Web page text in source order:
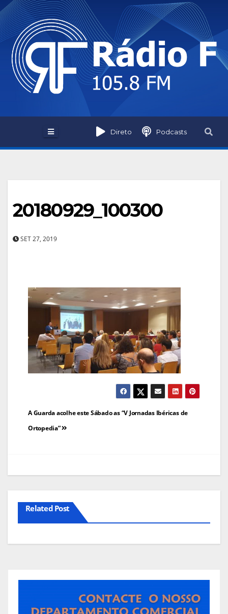
Skip
to
content
Direto Podcasts
20180929_100300
SET 27, 2019
Navegação
de
A Guarda acolhe este Sábado as “V Jornadas Ibéricas de
Ortopedia”
Related Post